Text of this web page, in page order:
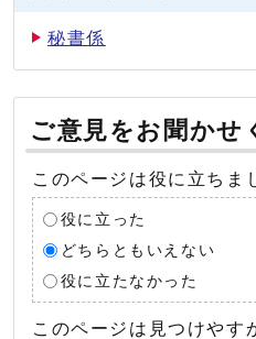
秘書係
ご意見をお聞かせ
このページは役に立ちま
役に立った
どちらともいえない
役に立たなかった
このページは見つけやす